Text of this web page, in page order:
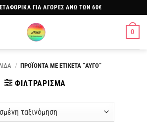
ΓΙΑ ΑΓΟΡΕΣ ΑΝΩ ΤΩΝ 60€
0
/ ΠΡΟΪΟΝΤΑ ΜΕ ΕΤΙΚΕΤΑ “ΑΥΓΟ”
ΦΙΛΤΡΑΡΙΣΜΑ